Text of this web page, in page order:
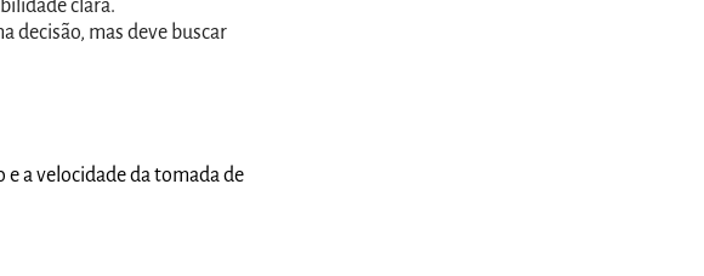
clara.
decisão, mas deve buscar
a velocidade da tomada de